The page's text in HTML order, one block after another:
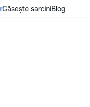
Găsește sarciniBlog